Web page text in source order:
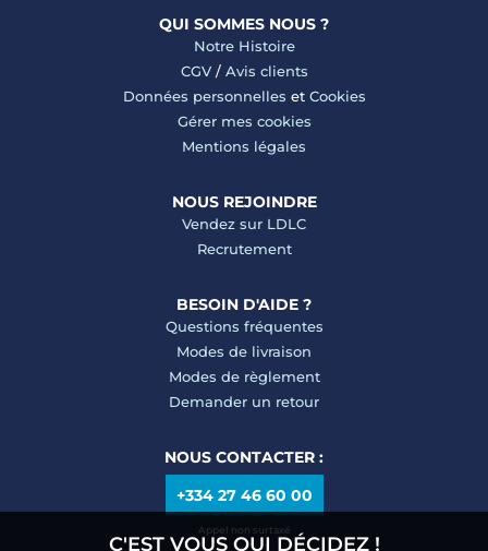
QUI SOMMES NOUS ?
Notre Histoire
CGV/ Avis clients
Données personnelles et Cookies
Gérer mes cookies
Mentions légales
NOUS REJOINDRE
Vendez sur LDLC
Recrutement
BESOIN D'AIDE ?
Questions fréquentes
Modes de livraison
Modes de règlement
Demander un retour
NOUS CONTACTER :
+334 27 46 60 00
Appel non surtaxé
C'EST VOUS QUI DÉCIDEZ !